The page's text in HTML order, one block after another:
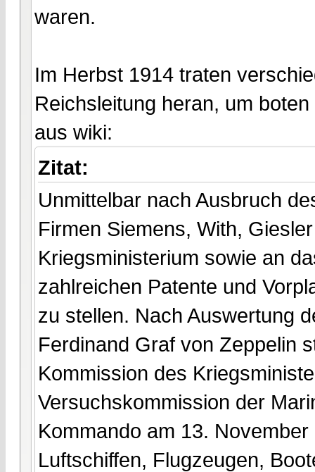
waren.
Im Herbst 1914 traten
Reichsleitung heran, um
aus wiki:
Zitat:
Unmittelbar nach Ausbruch
Firmen Siemens, With,
Kriegsministerium sowie an
zahlreichen Patente und
zu stellen. Nach Auswertung
Ferdinand Graf von Zeppelin
Kommission des
Versuchskommission der
Kommando am 13.
Luftschiffen, Flugzeugen,